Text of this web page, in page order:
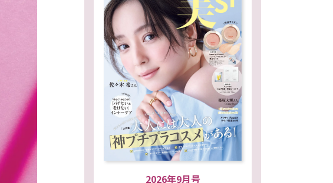
2026年9月号